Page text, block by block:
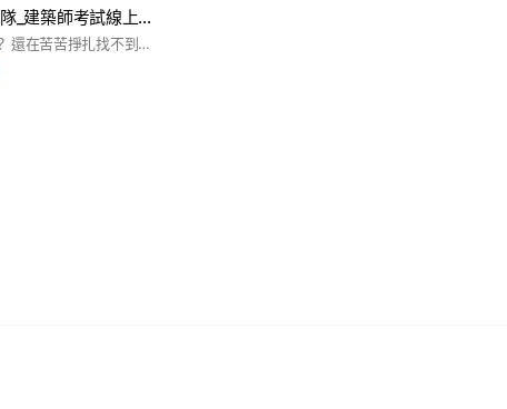
A.R.C.H.I.建築戰隊_建築師考試線上讀書會
你也想考建築師嗎？ 還在苦苦掙扎找不到方向嗎？ 快加入我們的戰隊一起努力！ #建築師考試 #建築高考 #快速設計 #建築計畫與設計 #敷地計劃